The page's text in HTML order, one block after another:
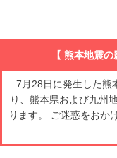
【 熊本地震
7月28日に発生した熊
り、熊本県および九州
ります。 ご迷惑をおか